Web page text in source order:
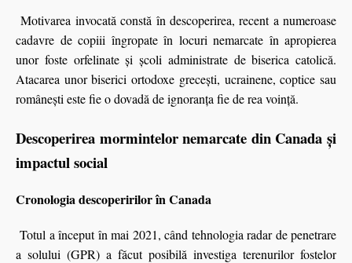
Motivarea invocată constă în descoperirea, recent a numeroase
cadavre de copiii îngropate în locuri nemarcate în apropierea
unor foste orfelinate şi şcoli administrate de biserica catolică.
Atacarea unor biserici ortodoxe greceşti, ucrainene, coptice sau
româneşti este fie o dovadă de ignoranţa fie de rea voinţă.
Descoperirea mormintelor nemarcate din Canada și
impactul social
Cronologia descoperirilor în Canada
Totul a început în mai 2021, când tehnologia radar de penetrare
a solului (GPR) a făcut posibilă investiga terenurilor fostelor